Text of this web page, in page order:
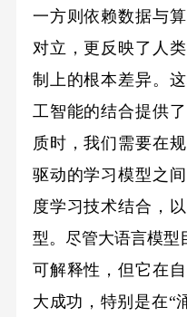
一方则依赖数据与
对立，更反映了人
制上的根本差异。
工智能的结合提供
质时，我们需要在
驱动的学习模型之
度学习技术结合，
型。尽管大语言模型
可解释性，但它在
大成功，特别是在“